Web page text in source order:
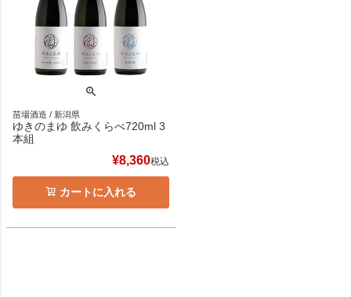
苗場酒造 / 新潟県
ゆきのまゆ 飲みくらべ720ml 3
本組
¥8,360税込
カートに入れる